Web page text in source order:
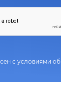
с условиями